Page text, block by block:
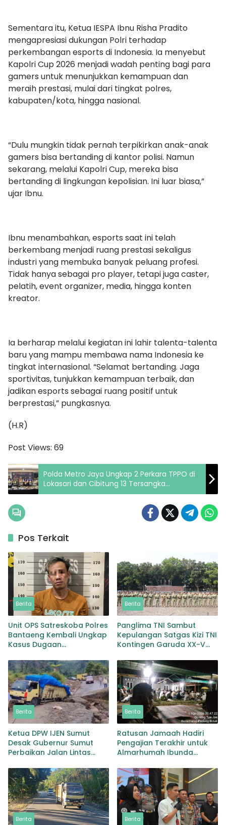
Sementara itu, Ketua IESPA Ibnu Risha Pradito
mengapresiasi dukungan Polri terhadap
perkembangan esports di Indonesia. Ia menyebut
Kapolri Cup 2026 menjadi wadah penting bagi para
gamers untuk menunjukkan kemampuan dan
meraih prestasi, mulai dari tingkat polres,
kabupaten/kota, hingga nasional.
“Dulu mungkin tidak pernah terpikirkan anak-anak
gamers bisa bertanding di kantor polisi. Namun
sekarang, melalui Kapolri Cup, mereka bisa
bertanding di lingkungan kepolisian. Ini luar biasa,”
ujar Ibnu.
Ibnu menambahkan, esports saat ini telah
berkembang menjadi ruang prestasi sekaligus
industri yang membuka banyak peluang profesi.
Tidak hanya sebagai pro player, tetapi juga caster,
pelatih, event organizer, media, hingga konten
kreator.
Ia berharap melalui kegiatan ini lahir talenta-talenta
baru yang mampu membawa nama Indonesia ke
tingkat internasional. “Selamat bertanding. Jaga
sportivitas, tunjukkan kemampuan terbaik, dan
jadikan esports sebagai ruang positif untuk
berprestasi,” pungkasnya.
(H.R)
Post Views: 69
Polda Metro Jaya Ungkap 2 Perkara TPPO di
Lokasari dan Cibitung 13 Tersangka
Ditetapkan
Pos Terkait
Berita
Unit OPS Satreskoba Polres
Bantaeng Kembali Ungkap
Kasus Dugaan
Peredaran Narkotika Jenis
Sabu
Berita
Panglima TNI Sambut
Kepulangan Satgas Kizi TNI
Kontingen Garuda XX-V
Berita
Ketua DPW IJEN Sumut
Desak Gubernur Sumut
Perbaikan Jalan Lintas
Lingga Bayu
Berita
Ratusan Jamaah Hadiri
Pengajian Terakhir untuk
Almarhumah Ibunda
Berita Berita